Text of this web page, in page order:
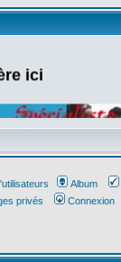
ici
Album
privés Connexion